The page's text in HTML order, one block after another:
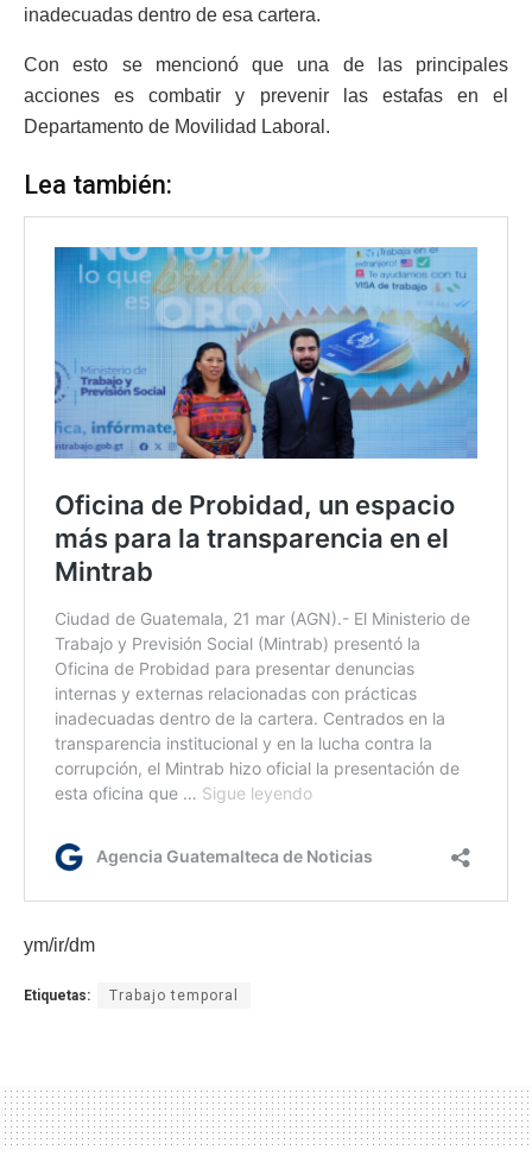
inadecuadas dentro de esa cartera.
Con esto se mencionó que una de las principales
acciones es combatir y prevenir las estafas en el
Departamento de Movilidad Laboral.
Lea también:
ym/ir/dm
Etiquetas: Trabajo temporal